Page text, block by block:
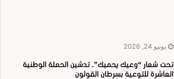
يونيو 24, 2026
تحت شعار “وعيك يحميك”.. تدشين الحملة الوطنية
العاشرة للتوعية بسرطان القولون